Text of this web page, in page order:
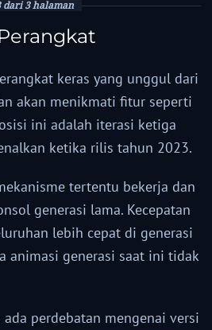
dari 3 halaman
keras yang unggul dari
akan menikmati fitur seperti
ini adalah iterasi ketiga
ketika rilis tahun 2023.
tertentu bekerja dan
generasi lama. Kecepatan
lebih cepat di generasi
animasi generasi saat ini tidak
perdebatan mengenai versi